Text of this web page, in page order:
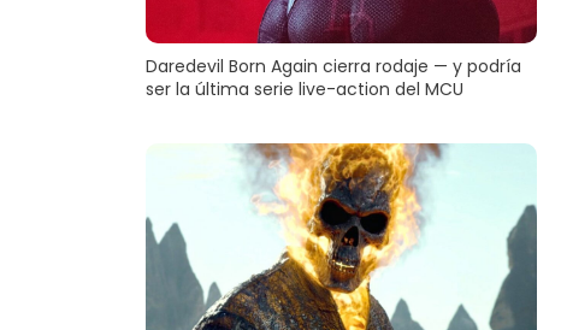
Daredevil Born Again cierra rodaje — y podría
ser la última serie live-action del MCU